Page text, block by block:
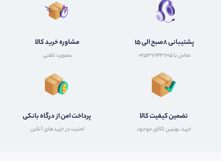
پشتیبانی 8صبح الی 15
تماس با 02537743705
مشاوره خرید کالا
بصورت تلفنی
تضمین کیفیت کالا
خرید بهترین کالای موجود
پرداخت امن از درگاه بانکی
امنیت در خریدهای آنلاین